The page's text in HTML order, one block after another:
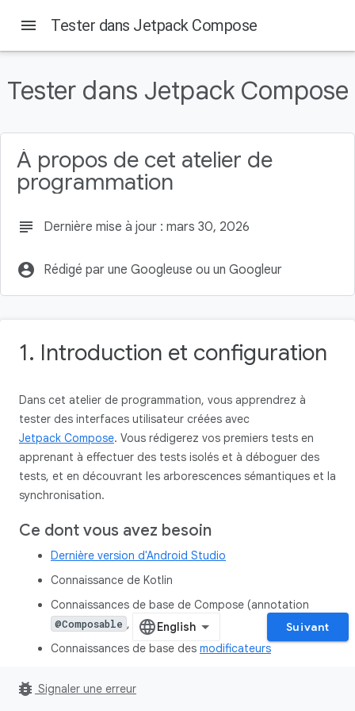
Sur cette page
Ce dont vous avez besoin
Examiner la structure du projet
2. Que faut-il tester ?
3. Créer un test d'interface utilisateur simple
menu Tester dans Jetpack Compose
Tester dans Jetpack Compose
À propos de cet atelier de
programmation
subject Dernière mise à jour : mars 30, 2026
account_circle Rédigé par une Googleuse ou un Googleur
1. Introduction et configuration
Dans cet atelier de programmation, vous apprendrez à
tester des interfaces utilisateur créées avec
Jetpack Compose. Vous rédigerez vos premiers tests en
apprenant à effectuer des tests isolés et à déboguer des
tests, et en découvrant les arborescences sémantiques et la
synchronisation.
Ce dont vous avez besoin
Dernière version d'Android Studio
Connaissance de Kotlin
Connaissances de base de Compose (annotation
@Composable , entre autres)
Connaissances de base des modificateurs
programmation sur les principes de base de
Suivant
bug_report Signaler une erreur